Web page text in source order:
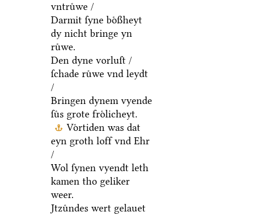
vntruͤwe /
Darmit ſyne boͤßheyt
dy nicht bringe yn
ruͤwe.
Den dyne vorluſt /
ſchade ruͤwe vnd leydt
/
Bringen dynem vyende
ſuͤs grote froͤlicheyt.
Voͤrtiden was dat
eyn groth loff vnd Ehr
/
Wol ſynen vyendt leth
kamen tho geliker
weer.
Jtzuͤndes wert gelauet